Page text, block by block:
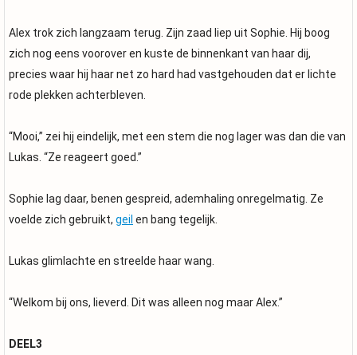
Alex trok zich langzaam terug. Zijn zaad liep uit Sophie. Hij boog
zich nog eens voorover en kuste de binnenkant van haar dij,
precies waar hij haar net zo hard had vastgehouden dat er lichte
rode plekken achterbleven.
“Mooi,” zei hij eindelijk, met een stem die nog lager was dan die van
Lukas. “Ze reageert goed.”
Sophie lag daar, benen gespreid, ademhaling onregelmatig. Ze
voelde zich gebruikt, geil en bang tegelijk.
Lukas glimlachte en streelde haar wang.
“Welkom bij ons, lieverd. Dit was alleen nog maar Alex.”
DEEL3